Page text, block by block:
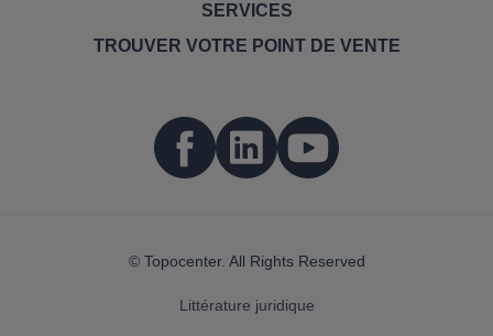
SERVICES
TROUVER VOTRE POINT DE VENTE
© Topocenter. All Rights Reserved
Littérature juridique